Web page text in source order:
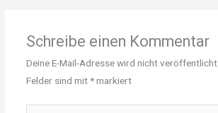
Schreibe einen Kommentar
Deine E-Mail-Adresse wird nicht veröffentlicht.
Felder sind mit*markiert